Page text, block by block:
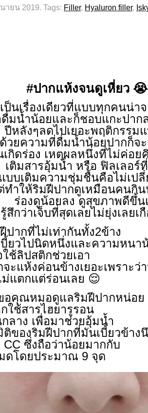
ายน 2019. Tags: Filler, Hyaluron filler,
#ปากแห้งจนดูเหี่ยว 😭
เป็นเรื่องเดียวที่แบบทุกคนน่า
ดื่มน้ำน้อยและก็ชอบแกะปาก
ปีหลังๆลดไปเยอะพฤติกรรม
วยความที่ดื่มน้ำน้อยปากก็จ
เกิดร่อง เหตุผลหนึ่งที่ไม่ค่อย
เติมสารอุ้มน้ำ หรือ ฟิลเลอร์
บบเติมความชุ่มชื้นคือไม่เป
ทำให้ริมฝีปากดูเหมือนคนกิน
ร่องดูน้อยลง ดูสุขภาพดีขึ้น
รู้สึกว่าเจ็บที่สุดเลยไม่ยุ่งเลยเ
ปากที่ไม่เท่ากันทั้ง2ข้าง
บี้ยวไปนิดหนึ่งและความหนา
ช้ลิปสติกช่วยเอา
ะแห้งค่อนข้างเยอะเพราะว่
แตกแต่ร่อนเลย 😌
อคุณหมอดูแลริมฝีปากหน่อย
ใช้สารไฮยารูรอน
ลาง เพื่อมาช่วยอุ้มน้ำ
ติของริมฝีปากที่มันเบี้ยวข้าง
ซึ่งถือว่าน้อยมากกับ
ดโดยประมาณ 9 จุด